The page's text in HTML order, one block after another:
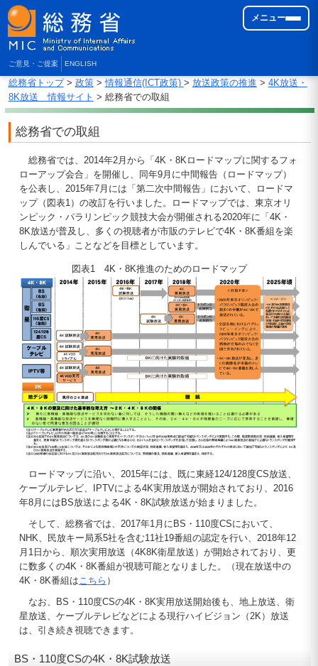
ご意見・ご提案 ENGLISH
メニュー
総務省トップ> 政策>情報通信(ICT政策) > 放送政策の推進 > 4K放送・
8K放送 情報サイト > 総務省での取組
総務省での取組
総務省では、2014年2月から「4K・8Kロードマップに関するフォ
ローアップ会合」を開催し、同年9月に中間報告（ロードマップ）
を公表し、2015年7月には「第二次中間報告」において、ロードマ
ップ（図表1）の改訂を行いました。ロードマップでは、東京オリ
ンピック・パラリンピック競技大会が開催される2020年に「4K・
8K放送が普及し、多くの視聴者が市販のテレビで4K・8K番組を楽
しんでいる」ことなどを目標としています。
図表1 4K・8K推進のためのロードマップ
ロードマップに沿い、2015年には、既に東経124/128度CS放送、
ケーブルテレビ、IPTVによる4K実用放送が開始されており、2016
年8月にはBS放送による4K・8K試験放送が始まりました。
そして、総務省では、2017年1月にBS・110度CSにおいて、
NHK、民放キー局系5社を含む11社19番組の認定を行い、2018年12
月1日から、順次実用放送（4K8K衛星放送）が開始されており、更
に数多くの4K・8K番組が視聴可能となりました。（現在放送中の
4K・8K番組はこちら ）
なお、BS・110度CSの4K・8K実用放送開始後も、地上放送、衛
星放送、ケーブルテレビなどによる現行ハイビジョン（2K）放送
は、引き続き視聴できます。
BS・110度CSの4K・8K試験放送